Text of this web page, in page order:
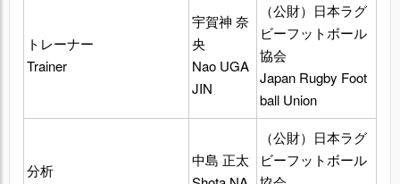
トレーナー
Trainer
宇賀神 奈
央
Nao UGA
JIN
（公財）日本ラグ
ビーフットボール
協会
Japan Rugby Foot
ball Union
分析
中島 正太
（公財）日本ラグ
ビーフットボール